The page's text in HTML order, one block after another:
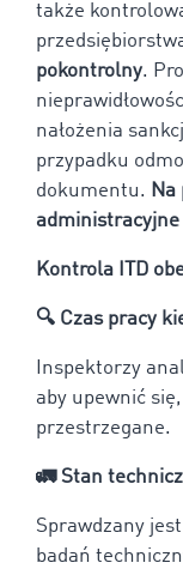
także
pokontrolny.
nałożenia
przypadku
dokumentu. Na
administracyjne
Kontrola ITD
🔍 Czas pracy
Inspektorzy
aby upewnić
przestrzegane.
🚛Stan
Sprawdzany
badań